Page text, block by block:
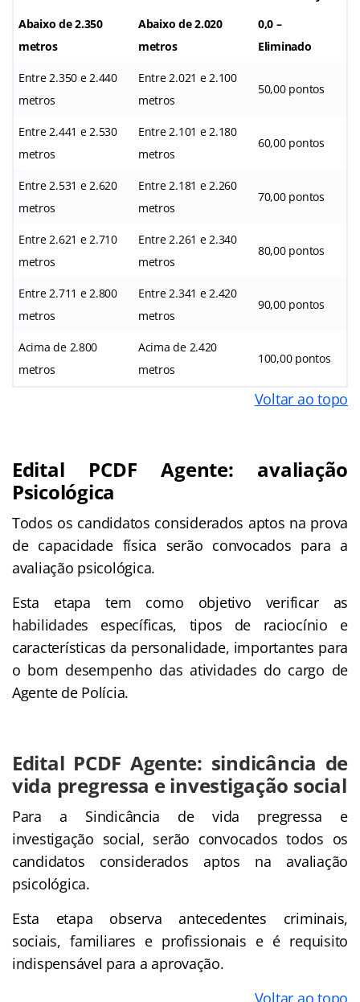
Abaixo de 2.350
metros
Abaixo de 2.020
metros
0,0 –
Eliminado
Entre 2.350 e 2.440
metros
Entre 2.021 e 2.100
metros
50,00 pontos
Entre 2.441 e 2.530
metros
Entre 2.101 e 2.180
metros
60,00 pontos
Entre 2.531 e 2.620
metros
Entre 2.181 e 2.260
metros
70,00 pontos
Entre 2.621 e 2.710
metros
Entre 2.261 e 2.340
metros
80,00 pontos
Entre 2.711 e 2.800
metros
Entre 2.341 e 2.420
metros
90,00 pontos
Acima de 2.800
metros
Acima de 2.420
metros
100,00 pontos
Voltar ao topo
Edital PCDF Agente: avaliação
Psicológica
Todos os candidatos considerados aptos na prova
de capacidade física serão convocados para a
avaliação psicológica.
Esta etapa tem como objetivo verificar as
habilidades específicas, tipos de raciocínio e
características da personalidade, importantes para
o bom desempenho das atividades do cargo de
Agente de Polícia.
Edital PCDF Agente: sindicância de
vida pregressa e investigação social
Para a Sindicância de vida pregressa e
investigação social, serão convocados todos os
candidatos considerados aptos na avaliação
psicológica.
Esta etapa observa antecedentes criminais,
sociais, familiares e profissionais e é requisito
indispensável para a aprovação.
Voltar ao topo